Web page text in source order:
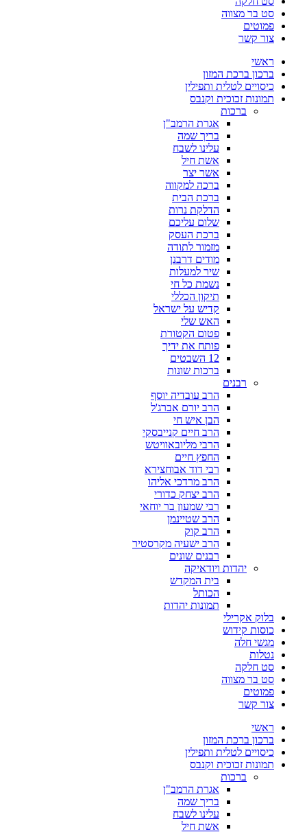
סט בר מצווה
פמוטים
צור קשר
ראשי
ברכון ברכת המזון
כיסויים לטלית ותפילין
תמונות זכוכית וקנבס
ברכות
אגרת הרמב"ן
בריך שמה
עלינו לשבח
אשת חיל
אשר יצר
ברכה למקווה
ברכת הבית
הדלקת נרות
שלום עליכם
ברכת העסק
מזמור לתודה
מודים דרבנן
שיר למעלות
נשמת כל חי
תיקון הכללי
קדיש על ישראל
האש שלי
פטום הקטורת
פותח את ידיך
12 השבטים
ברכות שונות
רבנים
הרב עובדיה יוסף
הרב יורם אברג'ל
הבן איש חי
הרב חיים קנייבסקי
הרבי מליובאוויטש
החפץ חיים
רבי דוד אבוחצירא
הרב מרדכי אליהו
הרב יצחק כדורי
רבי שמעון בר יוחאי
הרב שטיינמן
הרב קוק
הרב ישעיה מקרסטיר
רבנים שונים
יהדות ויודאיקה
בית המקדש
הכותל
תמונות יהדות
בלוק אקרילי
כוסות קידוש
מגשי חלה
נטלות
סט חלקה
סט בר מצווה
פמוטים
צור קשר
ראשי
ברכון ברכת המזון
כיסויים לטלית ותפילין
תמונות זכוכית וקנבס
ברכות
אגרת הרמב"ן
בריך שמה
עלינו לשבח
אשת חיל